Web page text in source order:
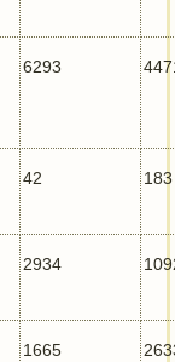
6293
42 183
2934
1665